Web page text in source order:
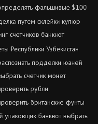
фальшивые $100
путем склейки купюр
счетчиков банкнот
Республики Узбекистан
подделки юаней
счетчик монет
рубли
британские фунты
упаковщик банкнот выбрать